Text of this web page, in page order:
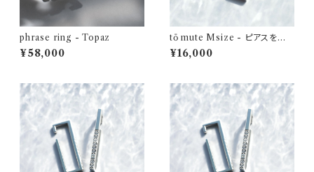
phrase ring - Topaz
¥58,000
tō mute Msize - ピアスを飾
れるイヤーカフ
¥16,000